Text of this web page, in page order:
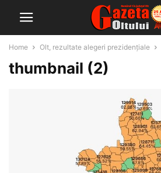
Home Olt, rezultate alegeri prezidențiale
thumbnail (2)